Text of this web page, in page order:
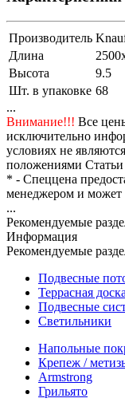
Производитель
Длина
Высота
9.5
Шт. в упаковке 68
...
Внимание!!! Все
исключительно
условиях не
положениями
* - Спеццена
менеджером и может
...
Рекомендуемые
Информация
Рекомендуемые
Подвесные
Террасная
Подвесные
Светильники
Напольные
Крепеж /
Armstrong
Грильято